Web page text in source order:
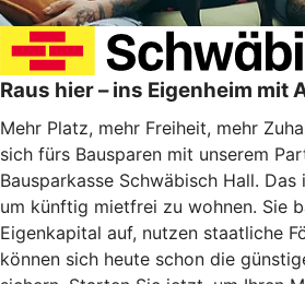
Raus hier – ins Eigenheim mit
Mehr Platz, mehr Freiheit, mehr
sich fürs Bausparen mit unserem
Bausparkasse Schwäbisch Hall.
um künftig mietfrei zu wohnen. Sie
Eigenkapital auf, nutzen staatliche
können sich heute schon die